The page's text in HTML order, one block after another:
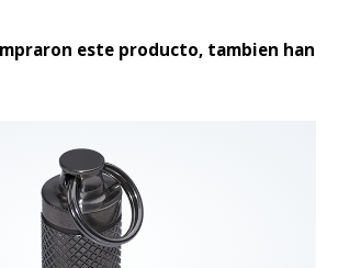
este producto, tambien han